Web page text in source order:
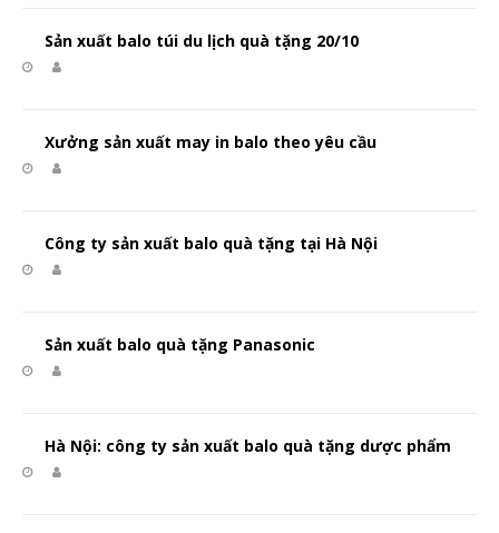
Sản xuất balo túi du lịch quà tặng 20/10
Xưởng sản xuất may in balo theo yêu cầu
Công ty sản xuất balo quà tặng tại Hà Nội
Sản xuất balo quà tặng Panasonic
Hà Nội: công ty sản xuất balo quà tặng dược phẩm